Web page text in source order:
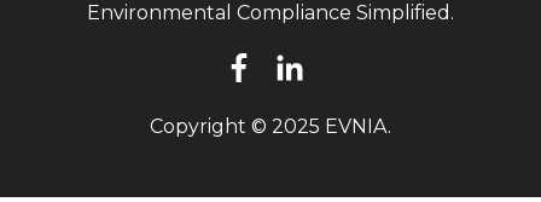
Environmental Compliance Simplified.
Copyright © 2025 EVNIA.